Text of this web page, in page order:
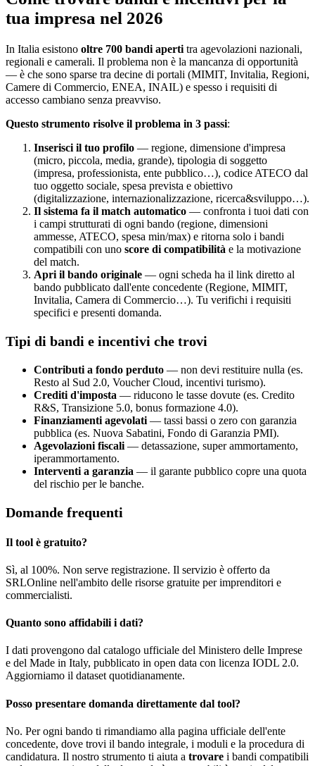
tua impresa nel 2026
In Italia esistono oltre 700 bandi aperti tra agevolazioni nazionali,
regionali e camerali. Il problema non è la mancanza di opportunità
— è che sono sparse tra decine di portali (MIMIT, Invitalia, Regioni,
Camere di Commercio, ENEA, INAIL) e spesso i requisiti di
accesso cambiano senza preavviso.
Questo strumento risolve il problema in 3 passi:
Inserisci il tuo profilo — regione, dimensione d'impresa
(micro, piccola, media, grande), tipologia di soggetto
(impresa, professionista, ente pubblico…), codice ATECO dal
tuo oggetto sociale, spesa prevista e obiettivo
(digitalizzazione, internazionalizzazione, ricerca&sviluppo…).
Il sistema fa il match automatico — confronta i tuoi dati con
i campi strutturati di ogni bando (regione, dimensioni
ammesse, ATECO, spesa min/max) e ritorna solo i bandi
compatibili con uno score di compatibilità e la motivazione
del match.
Apri il bando originale — ogni scheda ha il link diretto al
bando pubblicato dall'ente concedente (Regione, MIMIT,
Invitalia, Camera di Commercio…). Tu verifichi i requisiti
specifici e presenti domanda.
Tipi di bandi e incentivi che trovi
Contributi a fondo perduto — non devi restituire nulla (es.
Resto al Sud 2.0, Voucher Cloud, incentivi turismo).
Crediti d'imposta — riducono le tasse dovute (es. Credito
R&S, Transizione 5.0, bonus formazione 4.0).
Finanziamenti agevolati — tassi bassi o zero con garanzia
pubblica (es. Nuova Sabatini, Fondo di Garanzia PMI).
Agevolazioni fiscali — detassazione, super ammortamento,
iperammortamento.
Interventi a garanzia — il garante pubblico copre una quota
del rischio per le banche.
Domande frequenti
Il tool è gratuito?
Sì, al 100%. Non serve registrazione. Il servizio è offerto da
SRLOnline nell'ambito delle risorse gratuite per imprenditori e
commercialisti.
Quanto sono affidabili i dati?
I dati provengono dal catalogo ufficiale del Ministero delle Imprese
e del Made in Italy, pubblicato in open data con licenza IODL 2.0.
Aggiorniamo il dataset quotidianamente.
Posso presentare domanda direttamente dal tool?
No. Per ogni bando ti rimandiamo alla pagina ufficiale dell'ente
concedente, dove trovi il bando integrale, i moduli e la procedura di
candidatura. Il nostro strumento ti aiuta a trovare i bandi compatibili